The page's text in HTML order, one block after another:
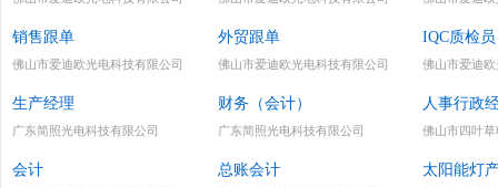
销售跟单
佛山市爱迪欧光电科技有限公司
外贸跟单
佛山市爱迪欧光电科技有限公司
IQC质检员
佛山市爱迪
生产经理
广东简照光电科技有限公司
财务（会计）
广东简照光电科技有限公司
人事行政
佛山市四叶
会计 总账会计 太阳能灯